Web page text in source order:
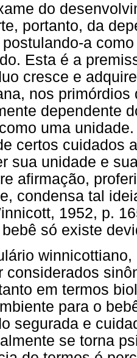
do
portanto, da
a
Esta é a
cresce e
nos
dependente
uma
certos cuidados
sua unidade e
afirmação,
condensa tal
1952, p.
só existe
considerados
em termos
para o
segurada e
se torna